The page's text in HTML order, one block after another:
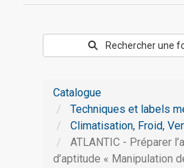
Rechercher une
Catalogue
Techniques et labels
Climatisation, Froid,
ATLANTIC - Préparer
d’aptitude « Manipulation